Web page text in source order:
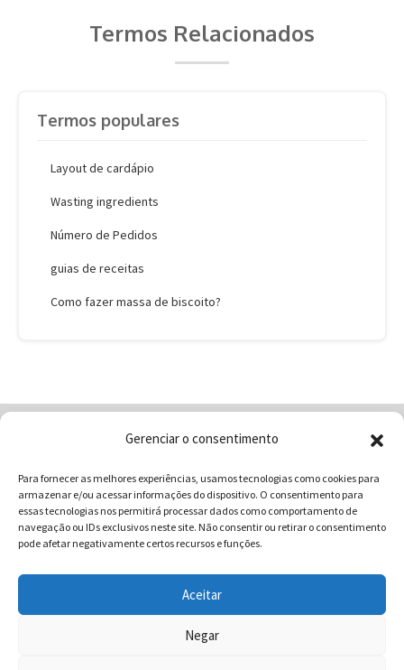
Gerenciar o consentimento
Para fornecer as melhores experiências, usamos tecnologias como cookies para
armazenar e/ou acessar informações do dispositivo. O consentimento para
essas tecnologias nos permitirá processar dados como comportamento de
navegação ou IDs exclusivos neste site. Não consentir ou retirar o consentimento
pode afetar negativamente certos recursos e funções.
Aceitar
Negar
Termos Relacionados
Termos populares
Layout de cardápio
Wasting ingredients
Número de Pedidos
guias de receitas
Como fazer massa de biscoito?
Contatos
Receitas
Blog
Vocabulário da Gastronomia
COMUNICAR - Comunicação e Marketing | CNPJ:
03.013.350/0001-80 | Rua 82 Nº99 Qd. F13 Lt. 13 Sala 01 - Setor